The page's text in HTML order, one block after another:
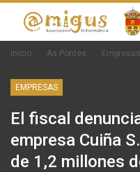
Inicio As Pontes Empresas
EMPRESAS
El fiscal
empresa Cuiña
de 1,2 millones